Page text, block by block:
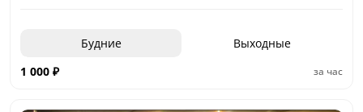
Будние
Выходные
1 000 ₽ за час